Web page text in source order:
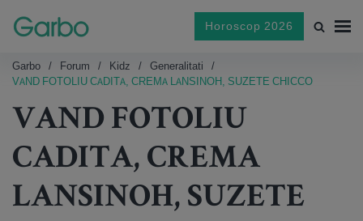
Horoscop 2026
Garbo Forum Kidz
Generalitati
VAND FOTOLIU CADITA, CREMA LANSINOH, SUZETE CHICCO
VAND FOTOLIU
CADITA, CREMA
LANSINOH, SUZETE